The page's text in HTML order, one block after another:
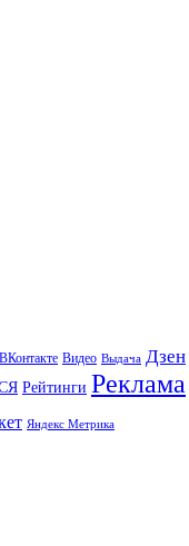
ВКонтакте Видео Выдача Дзен
Рейтинги Реклама
Яндекс Метрика